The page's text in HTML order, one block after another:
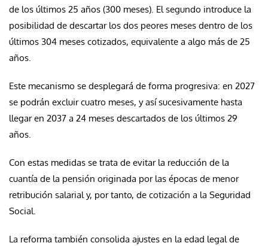
de los últimos 25 años (300 meses). El segundo introduce la
posibilidad de descartar los dos peores meses dentro de los
últimos 304 meses cotizados, equivalente a algo más de 25
años.
Este mecanismo se desplegará de forma progresiva: en 2027
se podrán excluir cuatro meses, y así sucesivamente hasta
llegar en 2037 a 24 meses descartados de los últimos 29
años.
Con estas medidas se trata de evitar la reducción de la
cuantía de la pensión originada por las épocas de menor
retribución salarial y, por tanto, de cotización a la Seguridad
Social.
La reforma también consolida ajustes en la edad legal de